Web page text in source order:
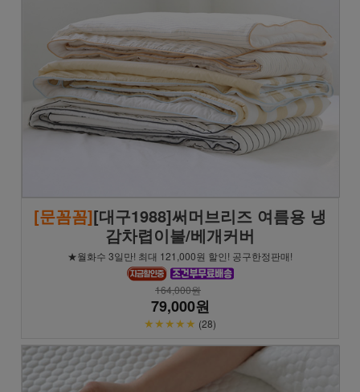
[문꼼꼼][대구1988]써머브리즈 여름용 냉
감차렵이불/베개커버
★월화수 3일만! 최대 121,000원 할인! 공구한정판매!
164,000원
79,000원
★★★★★ (28)